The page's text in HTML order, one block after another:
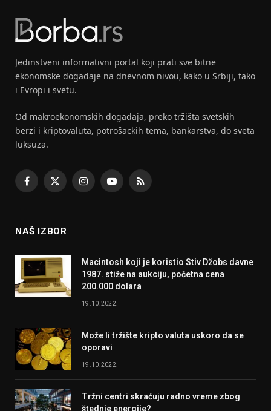
Jedinstveni informativni portal koji prati sve bitne
ekonomske dogadaje na dnevnom nivou, kako u Srbiji, tako
i Evropi i svetu.
Od makroekonomskih dogadaja, preko tržišta svetskih
berzi i kriptovaluta, potrošackih tema, bankarstva, do sveta
luksuza.
Facebook
X
InstagramYouTubeRSS
NAŠ IZBOR
Macintosh koji je koristio Stiv Džobs davne
1987. stiže na aukciju, početna cena
200.000 dolara
19.10.2022.
Može li tržište kripto valuta uskoro da se
oporavi
19.10.2022.
Tržni centri skraćuju radno vreme zbog
štednje energije?